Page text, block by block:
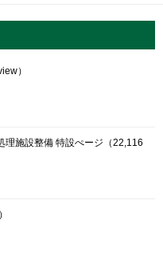
）
理施設整備 特設ぺージ （22,116